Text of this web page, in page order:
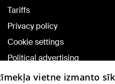
Tariffs
Privacy policy
Cookie settings
Political advertising
Cookie policyvietne izmanto